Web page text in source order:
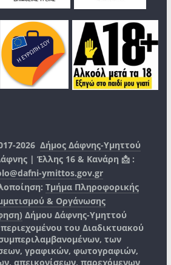
2026Δήμος Δάφνης-Υμηττού
| Έλλης 16 & Κανάρη 📩 :
ymittos.gov.gr
Τμήμα Πληροφορικής
& Οργάνωσης
Δήμου Δάφνης-Υμηττού
του Διαδικτυακού
των
γραφικών, φωτογραφιών,
απεικονίσεων, παρεχόμενων